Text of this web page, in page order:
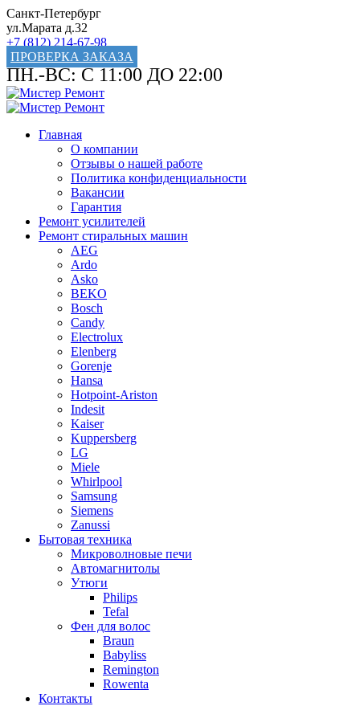
Санкт-Петербург
ул.Марата д.32
+7 (812) 214-67-98
ПРОВЕРКА ЗАКАЗА
ПН.-ВС: С 11:00 ДО 22:00
Главная
О компании
Отзывы о нашей работе
Политика конфиденциальности
Вакансии
Гарантия
Ремонт усилителей
Ремонт стиральных машин
AEG
Ardo
Asko
BEKO
Bosch
Candy
Electrolux
Elenberg
Gorenje
Hansa
Hotpoint-Ariston
Indesit
Kaiser
Kuppersberg
LG
Miele
Whirlpool
Samsung
Siemens
Zanussi
Бытовая техника
Микроволновые печи
Автомагнитолы
Утюги
Philips
Tefal
Фен для волос
Braun
Babyliss
Remington
Rowenta
Контакты